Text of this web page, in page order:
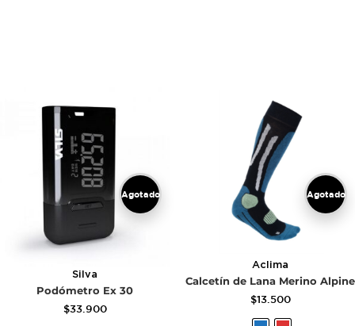
Agotado
Silva
Podómetro Ex 30
$33.900
Agotado
Aclima
Calcetín de Lana Merino Alpine
$13.500